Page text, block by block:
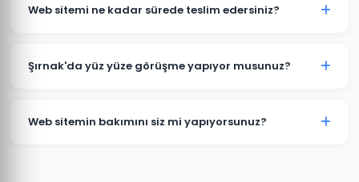
kapsamına göre değişmektedir. Kurumsal web sitesi,
bizimle iletişime geçin.
Web sitemi ne kadar sürede teslim edersiniz?
ticaret projeleri 15-30 iş günü içinde teslim
Şırnak'da yüz yüze görüşme yapıyor musunuz?
görüşme imkanı sunuyoruz. Projenizin detaylarını
Web sitemin bakımını siz mi yapıyorsunuz?